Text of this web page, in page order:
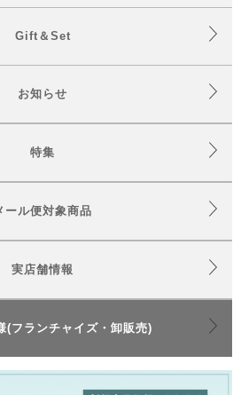
Gift＆Set
お知らせ
特集
ール便対象商品
実店舗情報
(フランチャイズ・卸販売)